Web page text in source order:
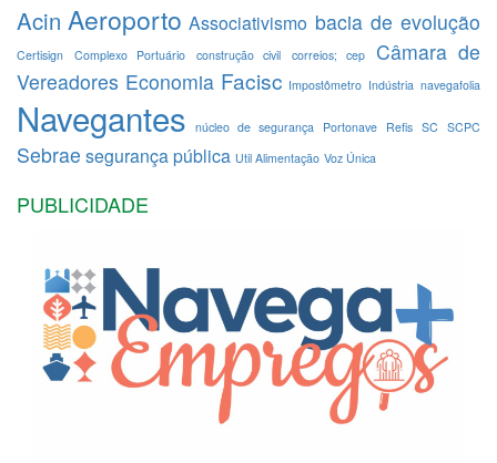
Acin Aeroporto Associativismo bacia de evolução
Certisign Complexo Portuário construção civil correios; cep
Câmara de
Vereadores Economia Facisc Impostômetro Indústria navegafolia
Navegantes núcleo de segurança Portonave Refis SC SCPC
Sebrae segurança pública Util Alimentação Voz Única
PUBLICIDADE